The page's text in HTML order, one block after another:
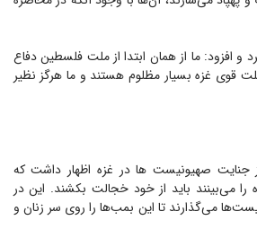
افزود: ما از همان ابتدا از ملت فلسطین دفاع
قوی غزه بسیار مظلوم هستند و ما هرگز نظیر
جنایت صهیونیست ها در غزه اظهار داشت که
می‌بینند باید از خود خجالت بکشند. این در
می‌گذارند تا این بمب‌ها را روی سر زنان و